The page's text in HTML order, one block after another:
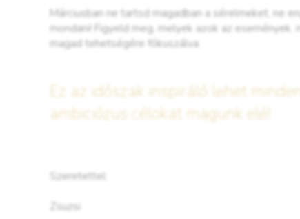
Márciusban ne tartsd magadban a sérelmeket, ne
mondani! Figyeld meg, melyek azok az
magad tehetségére fókuszálva.
Ez az időszak inspiráló lehet
ambiciózus célokat magunk elé!
Szeretettel:
Zsuzsi